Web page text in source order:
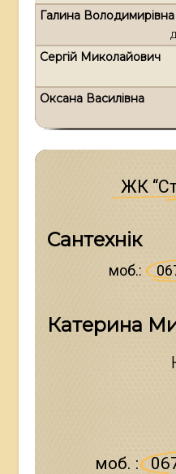
Галина Володимирівна
Сергій Миколайович
Оксана Василівна
ЖК
Сантехнік
моб.:
Катерина М
моб. :